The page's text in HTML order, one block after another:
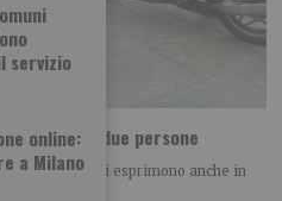
servizio
online:
a Milano
la vita a due persone
sul territorio si esprimono anche in